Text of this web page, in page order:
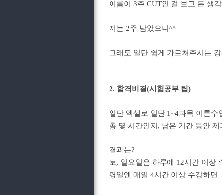
이름이 3주 CUT인 걸 보고 든 생
저는 2주 남았으니^^
그래도 일단 쉽게 가르쳐주시는
2. 합격비결(시험공부 팁)
일단 엑셀로 일단 1~4과목 이론
총 몇 시간인지, 남은 기간 동안
결과는?
토, 일요일은 하루에 12시간 이상
평일엔 매일 4시간 이상 수강하면